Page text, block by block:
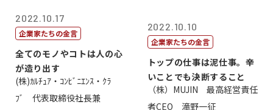
2022.10.17
企業家たちの金言
全てのモノやコトは人の心
が造り出す
(株)ｶﾙﾁｭｱ・ｺﾝﾋﾞﾆｴﾝｽ・ｸﾗ
ﾌﾞ 代表取締役社長兼
2022.10.10
企業家たちの金言
トップの仕事は泥仕事。辛
いことでも決断すること
（株）MUJIN 最高経営責任
者CEO 滝野一征